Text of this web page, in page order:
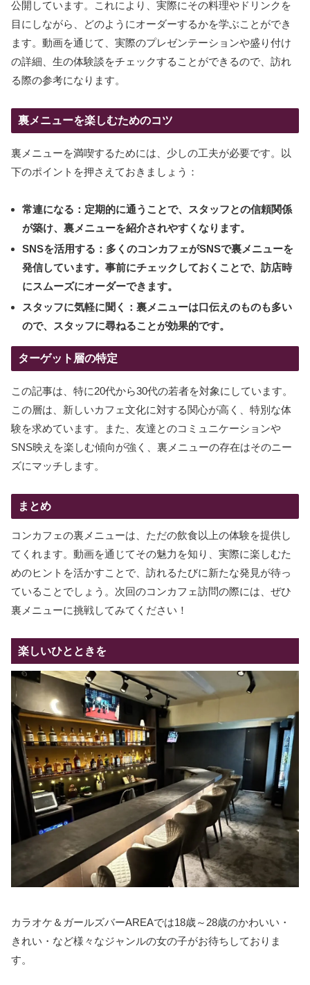
公開しています。これにより、実際にその料理やドリンクを
目にしながら、どのようにオーダーするかを学ぶことができ
ます。動画を通じて、実際のプレゼンテーションや盛り付け
の詳細、生の体験談をチェックすることができるので、訪れ
る際の参考になります。
裏メニューを楽しむためのコツ
裏メニューを満喫するためには、少しの工夫が必要です。以
下のポイントを押さえておきましょう：
常連になる： 定期的に通うことで、スタッフとの信頼関係
が築け、裏メニューを紹介されやすくなります。
SNSを活用する： 多くのコンカフェがSNSで裏メニューを
発信しています。事前にチェックしておくことで、訪店時
にスムーズにオーダーできます。
スタッフに気軽に聞く： 裏メニューは口伝えのものも多い
ので、スタッフに尋ねることが効果的です。
ターゲット層の特定
この記事は、特に20代から30代の若者を対象にしています。
この層は、新しいカフェ文化に対する関心が高く、特別な体
験を求めています。また、友達とのコミュニケーションや
SNS映えを楽しむ傾向が強く、裏メニューの存在はそのニー
ズにマッチします。
まとめ
コンカフェの裏メニューは、ただの飲食以上の体験を提供し
てくれます。動画を通じてその魅力を知り、実際に楽しむた
めのヒントを活かすことで、訪れるたびに新たな発見が待っ
ていることでしょう。次回のコンカフェ訪問の際には、ぜひ
裏メニューに挑戦してみてください！
楽しいひとときを
カラオケ＆ガールズバーAREAでは18歳～28歳のかわいい・
きれい・など様々なジャンルの女の子がお待ちしておりま
す。